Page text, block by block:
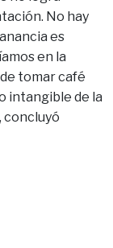
No hay
es
en la
tomar café
intangible de la
concluyó